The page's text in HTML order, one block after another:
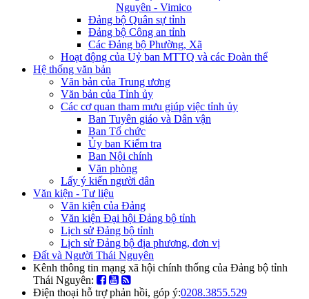
Nguyên - Vimico
Đảng bộ Quân sự tỉnh
Đảng bộ Công an tỉnh
Các Đảng bộ Phường, Xã
Hoạt động của Uỷ ban MTTQ và các Đoàn thể
Hệ thống văn bản
Văn bản của Trung ương
Văn bản của Tỉnh ủy
Các cơ quan tham mưu giúp việc tỉnh ủy
Ban Tuyên giáo và Dân vận
Ban Tổ chức
Ủy ban Kiểm tra
Ban Nội chính
Văn phòng
Lấy ý kiến người dân
Văn kiện - Tư liệu
Văn kiện của Đảng
Văn kiện Đại hội Đảng bộ tỉnh
Lịch sử Đảng bộ tỉnh
Lịch sử Đảng bộ địa phương, đơn vị
Đất và Người Thái Nguyên
Kênh thông tin mạng xã hội chính thống của Đảng bộ tỉnh
Thái Nguyên:
Điện thoại hỗ trợ phản hồi, góp ý:0208.3855.529